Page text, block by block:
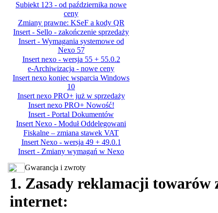
Subiekt 123 - od października nowe
ceny
Zmiany prawne: KSeF a kody QR
Insert - Sello - zakończenie sprzedaży
Insert - Wymagania systemowe od
Nexo 57
Insert nexo - wersja 55 + 55.0.2
e-Archiwizacja - nowe ceny
Insert nexo koniec wsparcia Windows
10
Insert nexo PRO+ już w sprzedaży
Insert nexo PRO+ Nowość!
Insert - Portal Dokumentów
Insert Nexo - Moduł Oddelegowani
Fiskalne – zmiana stawek VAT
Insert Nexo - wersja 49 + 49.0.1
Insert - Zmiany wymagań w Nexo
Gwarancja i zwroty
1. Zasady reklamacji towarów
internet: